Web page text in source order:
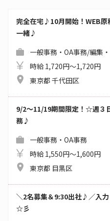
完全在宅♪10月開始！WEB
一緒♪
一般事務・OA事務/編集
時給 1,720円～1,720円
東京都 千代田区
9/2～11/19期間限定！☆週
務♪
一般事務・OA事務
時給 1,550円～1,600円
東京都 目黒区
＼2名募集＆9:30出社♪／入
☆彡